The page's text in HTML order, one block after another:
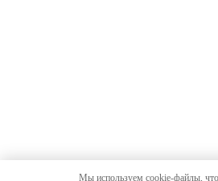
Мы используем cookie-файлы,